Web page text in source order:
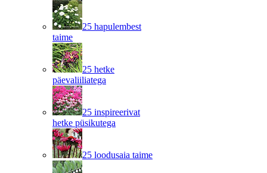
25 hapulembest
taime
25 hetke
päevaliiliatega
25 inspireerivat
hetke püsikutega
25 loodusaia taime